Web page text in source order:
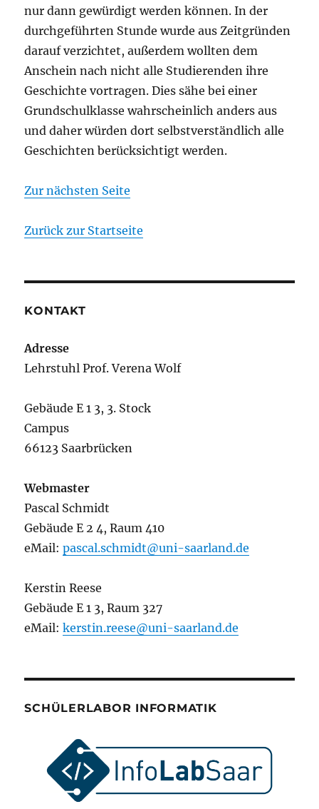
nur dann gewürdigt werden können. In der
durchgeführten Stunde wurde aus Zeitgründen
darauf verzichtet, außerdem wollten dem
Anschein nach nicht alle Studierenden ihre
Geschichte vortragen. Dies sähe bei einer
Grundschulklasse wahrscheinlich anders aus
und daher würden dort selbstverständlich alle
Geschichten berücksichtigt werden.
Zur nächsten Seite
Zurück zur Startseite
KONTAKT
Adresse
Lehrstuhl Prof. Verena Wolf
Gebäude E 1 3, 3. Stock
Campus
66123 Saarbrücken
Webmaster
Pascal Schmidt
Gebäude E 2 4, Raum 410
eMail:pascal.schmidt@uni-saarland.de
Kerstin Reese
Gebäude E 1 3, Raum 327
eMail:kerstin.reese@uni-saarland.de
SCHÜLERLABOR INFORMATIK